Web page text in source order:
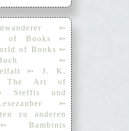
➳
of Books
➳
of Books ➳
➳
➳ J. K.
Art of
Steffis und
➳
zu anderen
➳ Bambinis